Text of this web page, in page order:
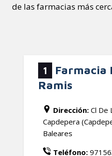
de las farmacias más
1
Farmacia
Ramis
Dirección: Cl De
Capdepera
Baleares
Teléfono: